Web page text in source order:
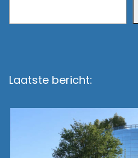
Laatste bericht: